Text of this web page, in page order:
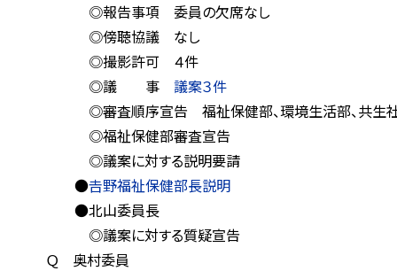
◎報告事項 委員の欠席なし
◎傍聴協議 なし
◎撮影許可 ４件
◎議 事 議案３件
◎審査順序宣告 福祉保健部、環境生活部、共生社
◎福祉保健部審査宣告
◎議案に対する説明要請
●𠮷野福祉保健部長説明
●北山委員長
◎議案に対する質疑宣告
Ｑ 奥村委員